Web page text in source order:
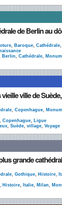
, Baroque, Cathédrale,
Berlin, Cathédrale,
, Copenhague,
, Copenhague, Ligue
, Suède, village, Voyage
grande
, Gothique, Histoire,
, Histoire, Italie, Milan,